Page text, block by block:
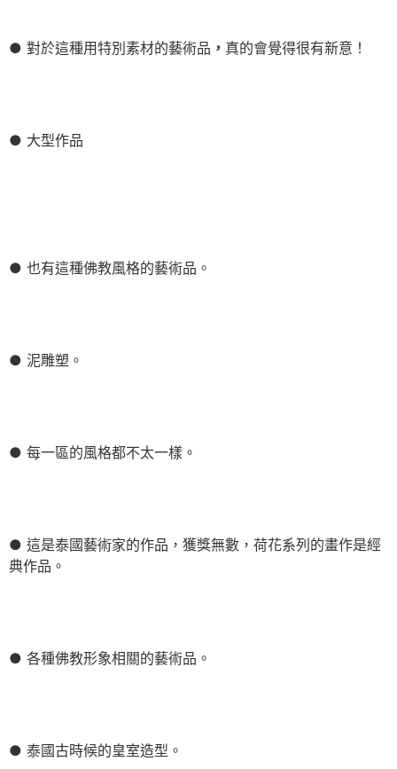
● 對於這種用特別素材的藝術品 ， 真的會覺得很有新意！
● 大型作品
● 也有這種佛教風格的藝術品。
● 泥雕塑。
● 每一區的風格都不太一樣。
● 這是泰國藝術家的作品，獲獎無數，荷花系列的畫作是經
典作品。
● 各種佛教形象相關的藝術品。
● 泰國古時候的皇室造型。